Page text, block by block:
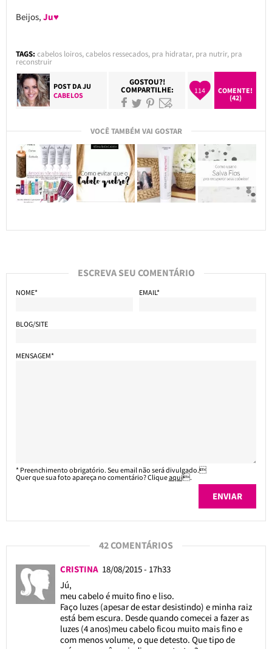
Beijos, Ju♥
TAGS: cabelos loiros,cabelos ressecados, pra hidratar, pra nutrir, pra
reconstruir
POST DAJU
CABELOS
GOSTOU?!
COMPARTILHE: 114
COMENTE!
(42)
VOCÊ TAMBÉM VAI GOSTAR
ESCREVA SEU COMENTÁRIO
NOME* EMAIL*
BLOG/SITE
MENSAGEM*
* Preenchimento obrigatório. Seu email não será divulgado.
Quer que sua foto apareça no comentário? Cliqueaqui.
42 COMENTÁRIOS
CRISTINA 18/08/2015 - 17h33
Jú,
meu cabelo é muito fino e liso.
Faço luzes (apesar de estar desistindo) e minha raiz
está bem escura. Desde quando comecei a fazer as
luzes (4 anos)meu cabelo ficou muito mais fino e
com menos volume, o que detesto. Que tipo de